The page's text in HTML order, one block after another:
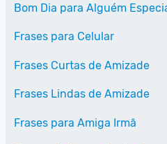
Bom Dia para Alguém
Frases para Celular
Frases Curtas de Amizade
Frases Lindas de Amizade
Frases para Amiga Irmã